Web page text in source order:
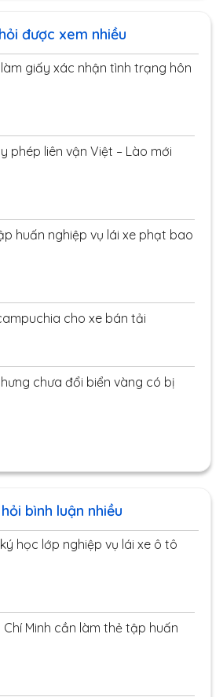
được xem nhiều
giấy xác nhận tình trạng hôn
phép liên vận Việt – Lào mới
huấn nghiệp vụ lái xe phạt bao
cho xe bán tải
chưa đổi biển vàng có bị
bình luận nhiều
học lớp nghiệp vụ lái xe ô tô
Chí Minh cần làm thẻ tập huấn